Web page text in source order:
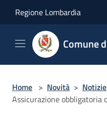
Regione Lombardia
Comune
Home > Novità > Notizie
Assicurazione